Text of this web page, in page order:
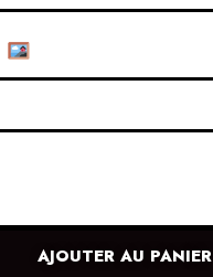
AJOUTER AU PANIER